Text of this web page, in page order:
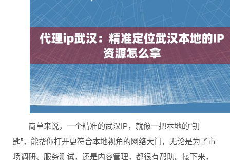
简单来说，一个精准的武汉IP，就像一把本地的“钥
匙”，能帮你打开更符合本地视角的网络大门，无论是为了市
场调研、服务测试，还是内容管理，都很有帮助。接下来，